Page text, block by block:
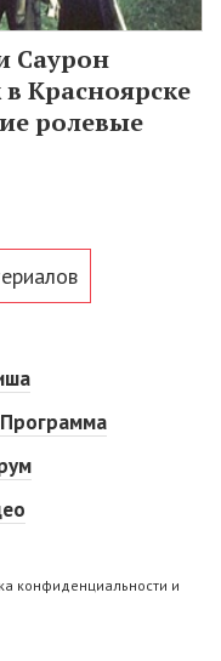
Саурон
Красноярске
ролевые
конфиденциальности и